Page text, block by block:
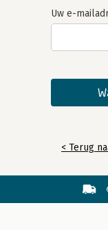
Uw e-
< Terug